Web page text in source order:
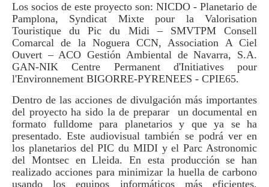
Los socios de este proyecto son: NICDO - Planetario de
Pamplona,
Syndicat Mixte pour la Valorisation
Touristique du Pic du Midi – SMVTPM
Consell
Comarcal de la Noguera CCN,Association A Ciel
Ouvert – ACO Gestión Ambiental de Navarra, S.A.
GAN-NIK
Centre Permanent d'Initiatives pour
l'Environnement BIGORRE-PYRENEES - CPIE65.
Dentro de las acciones de divulgación más importantes
del proyecto ha sido la de preparar un documental en
formato fulldome para planetarios y que ya se ha
presentado. Este audiovisual también se podrá ver en
los planetarios del PIC du MIDI y el Parc Astronomic
del Montsec en Lleida. En esta producción se han
realizado acciones para minimizar la huella de carbono
usando los equipos informáticos más eficientes,